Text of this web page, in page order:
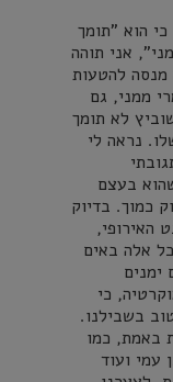
הוא "תומך
אני תוהה
להטעות
ממני, גם
לא תומך
נראה לי
בעצם
כמוך. בדיוק
האירופי,
אלה באים
ימנים
כי
בשבילנו.
באמת, כמו
עמי ועוד